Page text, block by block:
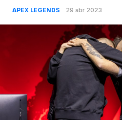
APEX LEGENDS 29 abr 2023